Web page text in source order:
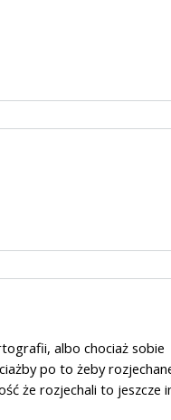
albo chociaż sobie
po to żeby
że rozjechali to jeszcze